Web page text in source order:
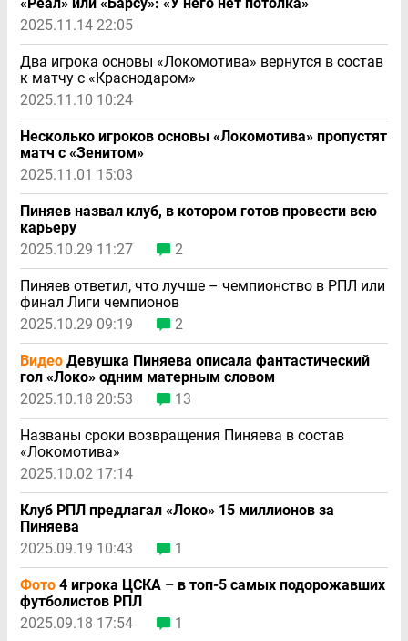
2025.11.14 22:05
Два игрока основы «Локомотива» вернутся в состав
к матчу с «Краснодаром»
2025.11.10 10:24
Несколько игроков основы «Локомотива» пропустят
матч с «Зенитом»
2025.11.01 15:03
Пиняев назвал клуб, в котором готов провести всю
карьеру
2025.10.29 11:27
2
Пиняев ответил, что лучше – чемпионство в РПЛ или
финал Лиги чемпионов
2025.10.29 09:19
2
Видео Девушка Пиняева описала фантастический
гол «Локо» одним матерным словом
2025.10.18 20:53
13
Названы сроки возвращения Пиняева в состав
«Локомотива»
2025.10.02 17:14
Клуб РПЛ предлагал «Локо» 15 миллионов за
Пиняева
2025.09.19 10:43
1
Фото 4 игрока ЦСКА – в топ-5 самых подорожавших
футболистов РПЛ
2025.09.18 17:54
1